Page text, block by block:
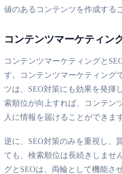
値のあるコンテンツを作成する
コンテンツマーケティン
コンテンツマーケティングと
す。コンテンツマーケティング
ツは、SEO対策にも効果を発揮
索順位が向上すれば、コンテン
人に情報を届けることができま
逆に、SEO対策のみを重視し、
ても、検索順位は長続きしませ
グとSEOは、両輪として機能さ